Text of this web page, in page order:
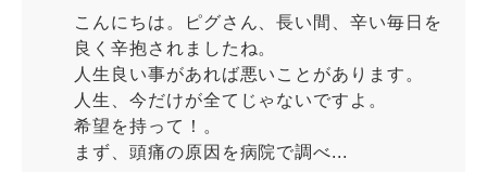
こんにちは。ピグさん、長い間、辛い毎日を
良く辛抱されましたね。
人生良い事があれば悪いことがあります。
人生、今だけが全てじゃないですよ。
希望を持って！。
まず、頭痛の原因を病院で調べ...